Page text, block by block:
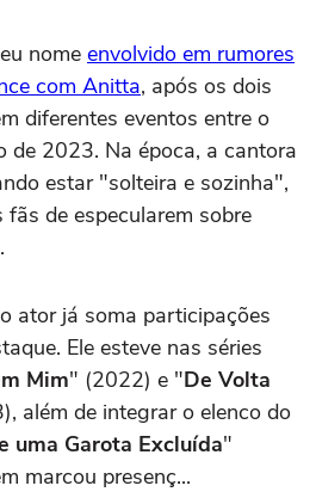
nome envolvido em rumores
com Anitta, após os dois
diferentes eventos entre o
de 2023. Na época, a cantora
estar "solteira e sozinha",
de especularem sobre
ator já soma participações
Ele esteve nas séries
Mim" (2022) e "De Volta
além de integrar o elenco do
uma Garota Excluída"
marcou presenç...